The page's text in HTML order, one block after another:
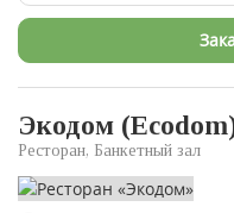
Экодом
Ресторан, Банкетный зал